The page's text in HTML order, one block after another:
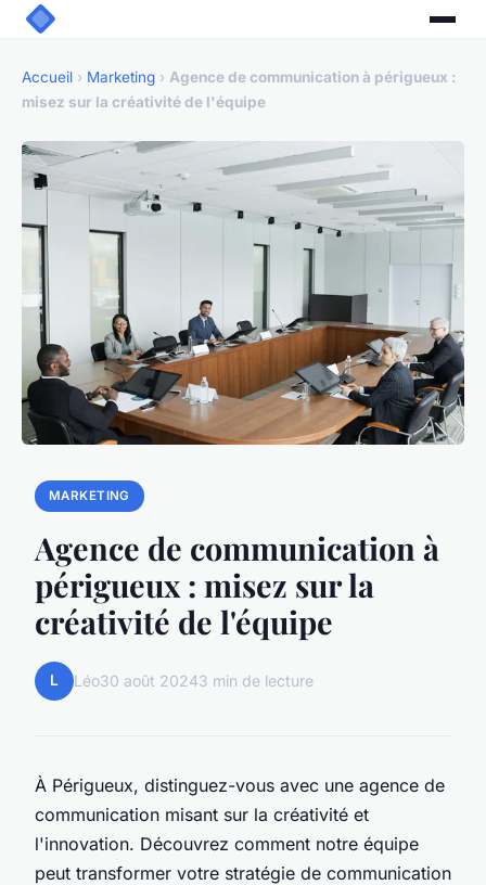
Accueil › Marketing › Agence de communication à périgueux :
misez sur la créativité de l'équipe
MARKETING
Agence de communication à
périgueux : misez sur la
créativité de l'équipe
L Léo30 août 20243 min de lecture
À Périgueux, distinguez-vous avec une agence de
communication misant sur la créativité et
l'innovation. Découvrez comment notre équipe
peut transformer votre stratégie de communication